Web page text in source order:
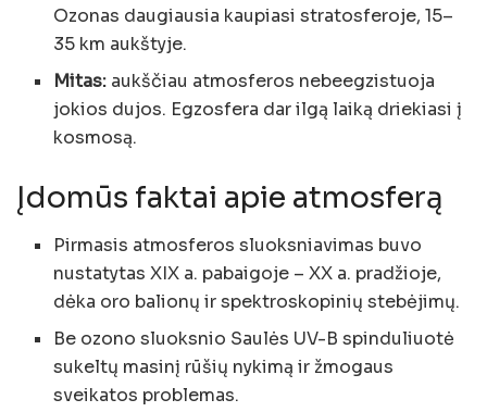
Ozonas daugiausia kaupiasi stratosferoje, 15–
35 km aukštyje.
Mitas: aukščiau atmosferos nebeegzistuoja
jokios dujos. Egzosfera dar ilgą laiką driekiasi į
kosmosą.
Įdomūs faktai apie atmosferą
Pirmasis atmosferos sluoksniavimas buvo
nustatytas XIX a. pabaigoje – XX a. pradžioje,
dėka oro balionų ir spektroskopinių stebėjimų.
Be ozono sluoksnio Saulės UV-B spinduliuotė
sukeltų masinį rūšių nykimą ir žmogaus
sveikatos problemas.